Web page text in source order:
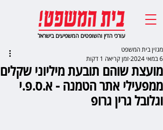
עורכי הדין והשופטים המשפיעים בישראל
מועצת שוהם תובעת מיליוני שקלים
ממפעילי אתר הטמנה - א.ס.פ.י
וגלובל גרין גרופ
מגזין בית המשפט
6 במאי 2024
זמן קריאה 1 דקות